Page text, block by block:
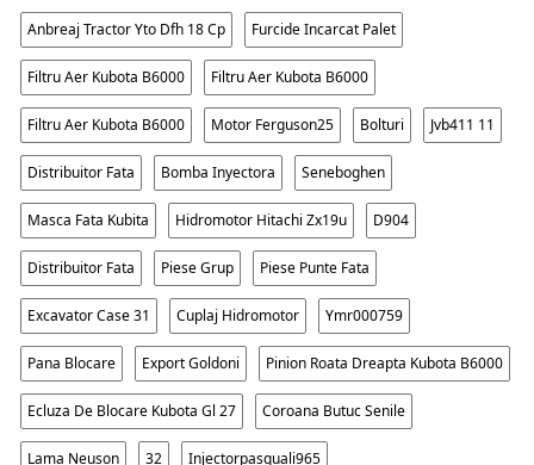
Anbreaj Tractor Yto Dfh 18 Cp Furcide Incarcat Palet
Filtru Aer Kubota B6000 Filtru Aer Kubota B6000
Filtru Aer Kubota B6000 Motor Ferguson25 Bolturi Jvb411 11
Distribuitor Fata Bomba Inyectora Seneboghen
Masca Fata Kubita Hidromotor Hitachi Zx19u D904
Distribuitor Fata Piese Grup Piese Punte Fata
Excavator Case 31 Cuplaj Hidromotor Ymr000759
Pana Blocare Export Goldoni Pinion Roata Dreapta Kubota B6000
Ecluza De Blocare Kubota Gl 27 Coroana Butuc Senile
Lama Neuson 32 Injectorpasquali965